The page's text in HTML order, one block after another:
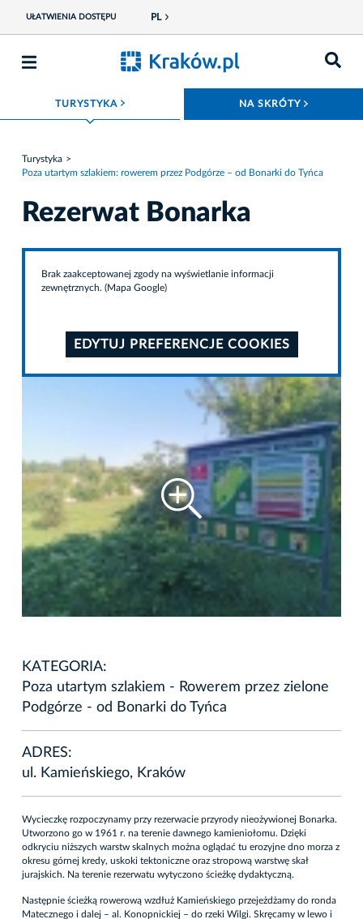
UŁATWIENIA DOSTĘPU PL
TURYSTYKA ROZWIŃ MENU NA SKRÓTY
Turystyka
Poza utartym szlakiem: rowerem przez Podgórze – od Bonarki do Tyńca
Rezerwat Bonarka
Brak zaakceptowanej zgody na wyświetlanie informacji
zewnętrznych. (Mapa Google)
EDYTUJ PREFERENCJE COOKIES
KATEGORIA:
Poza utartym szlakiem - Rowerem przez zielone
Podgórze - od Bonarki do Tyńca
ADRES:
ul. Kamieńskiego, Kraków
Wycieczkę rozpoczynamy przy rezerwacie przyrody nieożywionej Bonarka.
Utworzono go w 1961 r. na terenie dawnego kamieniołomu. Dzięki
odkryciu niższych warstw skalnych można oglądać tu erozyjne dno morza z
okresu górnej kredy, uskoki tektoniczne oraz stropową warstwę skał
jurajskich. Na terenie rezerwatu wytyczono ścieżkę dydaktyczną.
Następnie ścieżką rowerową wzdłuż Kamieńskiego przejeżdżamy do ronda
Matecznego i dalej – al. Konopnickiej – do rzeki Wilgi. Skręcamy w lewo i